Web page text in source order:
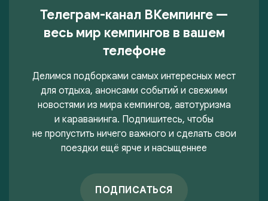
Телеграм-канал ВКемпинге —
весь мир кемпингов в вашем
телефоне
Делимся подборками самых интересных мест
для отдыха, анонсами событий и свежими
новостями из мира кемпингов, автотуризма
и караванинга. Подпишитесь, чтобы
не пропустить ничего важного и сделать свои
поездки ещё ярче и насыщеннее
ПОДПИСАТЬСЯ